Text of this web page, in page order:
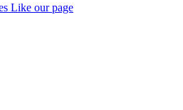
Like our page